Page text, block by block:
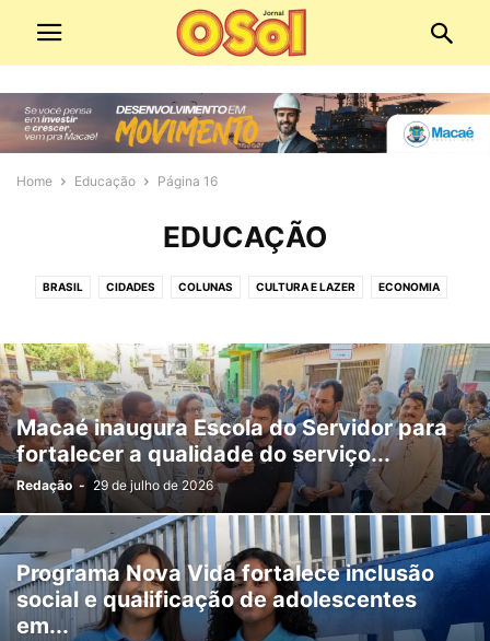
Home Educação Página 16
EDUCAÇÃO
BRASIL CIDADES COLUNAS CULTURA E LAZER ECONOMIA
EMPREGO ESPIRITUALIDADE ESPORTE MEIO AMBIENTE
MOBILIDADE URBANA PANORAMA POLÍTICO PATROCINADO
POLICIAL POLÍTICA SAÚDE SERVIÇOS PÚBLICOS SOCIAL
TECNOLOGIA VÍDEO
Macaé inaugura Escola do Servidor para
fortalecer a qualidade do serviço...
Redação - 29 de julho de 2026
Programa Nova Vida fortalece inclusão
social e qualificação de adolescentes
em...